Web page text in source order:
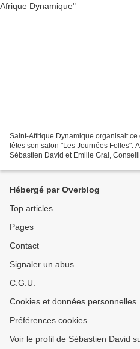
Saint-Affrique Dynamique organisait
fêtes son salon "Les Journées Folles".
Sébastien David et Emilie Gral,
Hébergé par Overblog
Top articles
Pages
Contact
Signaler un abus
C.G.U.
Cookies et données personnelles
Préférences cookies
Voir le profil de Sébastien David